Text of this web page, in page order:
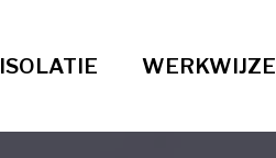
ISOLATIE WERKWIJZE